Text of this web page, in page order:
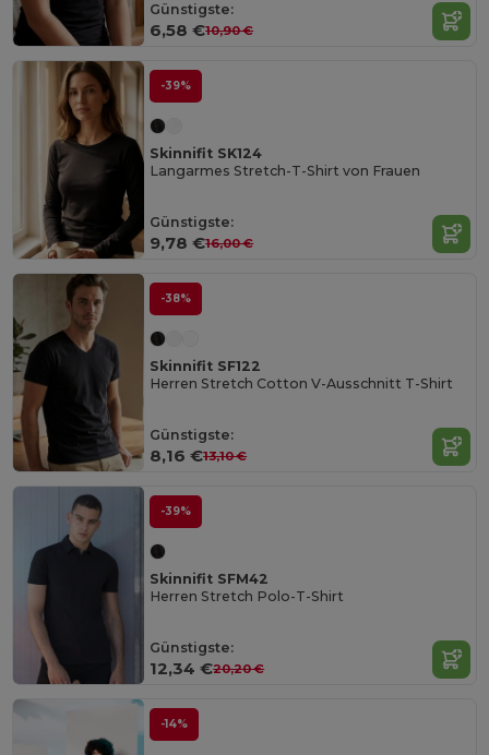
Günstigste:
6,58 €10,90 €
-39%
Skinnifit SK124
Langarmes Stretch-T-Shirt von Frauen
Günstigste:
9,78 €16,00 €
-38%
Skinnifit SF122
Herren Stretch Cotton V-Ausschnitt T-Shirt
Günstigste:
8,16 €13,10 €
-39%
Skinnifit SFM42
Herren Stretch Polo-T-Shirt
Günstigste:
12,34 €20,20 €
-14%